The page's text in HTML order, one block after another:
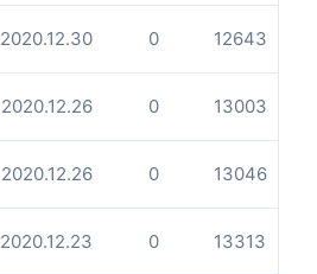
2020.12.30 0 12643
2020.12.26 0 13003
2020.12.26 0 13046
2020.12.23 0 13313